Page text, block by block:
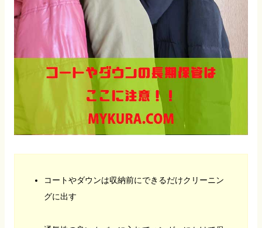
コートやダウンは収納前にできるだけクリーニン
グに出す